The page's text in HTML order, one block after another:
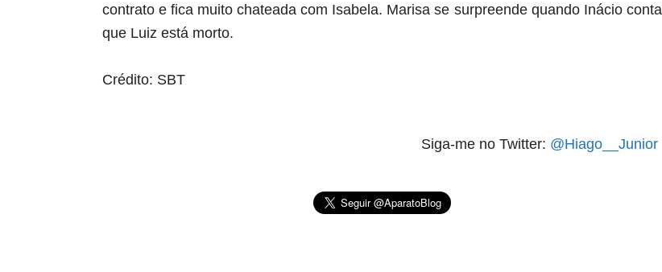
contrato e fica muito chateada com Isabela. Marisa se surpreende quando Inácio conta
que Luiz está morto.
Crédito: SBT
Siga-me no Twitter: @Hiago__Junior